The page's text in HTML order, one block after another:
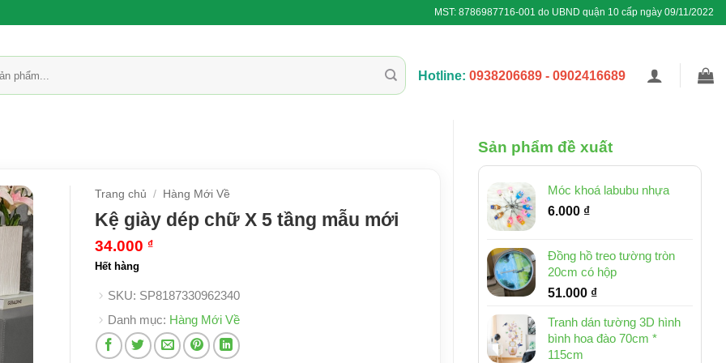
MST: 8786987716-001 do UBND quận 10 cấp ngày 09/11/2022
Hotline: 0938206689 - 0902416689
Sản phẩm đề xuất
Móc khoá labubu nhựa
6.000 ₫
Đồng hồ treo tường tròn
20cm có hộp
51.000 ₫
Tranh dán tường 3D hình
bình hoa đào 70cm *
115cm
Trang chủ / Hàng Mới Về
Kệ giày dép chữ X 5 tầng mẫu mới
34.000 ₫
Hết hàng
SKU: SP8187330962340
Danh mục: Hàng Mới Về